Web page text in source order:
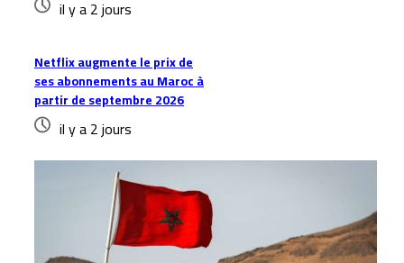
il y a 2 jours
Netflix augmente le prix de
ses abonnements au Maroc à
partir de septembre 2026
il y a 2 jours